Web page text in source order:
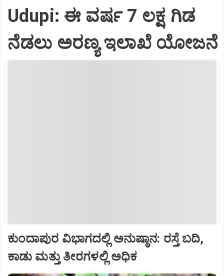
Udupi: ಈ ವರ್ಷ 7 ಲಕ್ಷ ಗಿಡ
ನೆಡಲು ಅರಣ್ಯ ಇಲಾಖೆ ಯೋಜನೆ
ಕುಂದಾಪುರ ವಿಭಾಗದಲ್ಲಿ ಅನುಷ್ಠಾನ: ರಸ್ತೆ ಬದಿ,
ಕಾಡು ಮತ್ತು ತೀರಗಳಲ್ಲಿ ಅಧಿಕ